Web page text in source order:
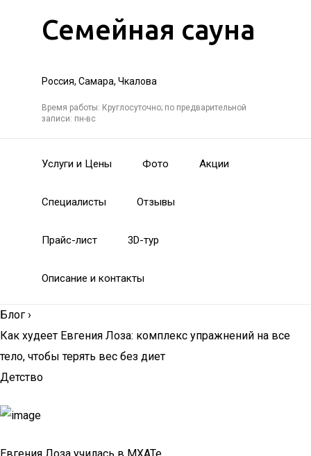
Семейная сауна
Россия, Самара, Чкалова
Время работы: Круглосуточно; по предварительной
записи: пн-вс
Услуги и Цены Фото Акции
Специалисты Отзывы
Прайс-лист 3D-тур
Описание и контакты
Блог ›
Как худеет Евгения Лоза: комплекс упражнений на все
тело, чтобы терять вес без диет
Детство